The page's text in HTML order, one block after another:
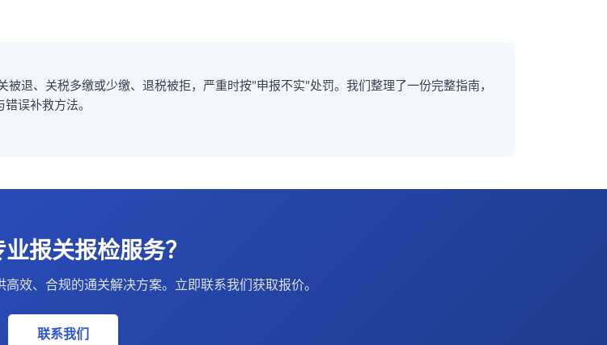
退、关税多缴或少缴、退税被拒，严重时按"申报不实"处罚。我们整理了一份完整指南，
误补救方法。
报关报检服务？
效、合规的通关解决方案。立即联系我们获取报价。
联系我们